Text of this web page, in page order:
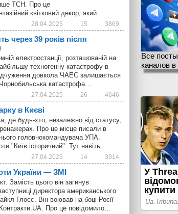
ТСН. Про це
квітковий декор, який…
28.04.2025 15 3869
через 39 років після
електростанції, розташованій на
техногенну катастрофу в
довкола ЧАЕС залишається
катастрофа…
27.04.2025 26 4646
в Києві
де будь-хто, незалежно від статусу,
Про це місце писали в
головнокомандувача УПА.
"Київ історичний". Тут навіть…
27.04.2025 14 3914
України — ЗМІ
Замість цього він загинув
директора американського
Глосс. Він воював на боці Росії
Про це повідомило…
Все
каналов